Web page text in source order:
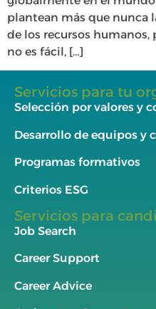
plantean más que nunca
de los recursos
no es fácil, […]
Servicios para tu
Selección por valores y
Desarrollo de equipos y
Programas formativos
Criterios ESG
Servicios para
Job Search
Career Support
Career Advice